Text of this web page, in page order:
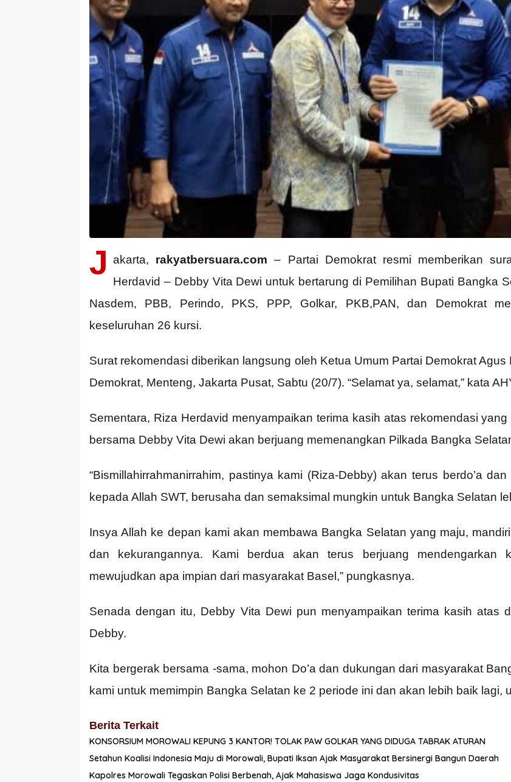
J akarta, rakyatbersuara.com – Partai Demokrat resmi memberikan
Herdavid – Debby Vita Dewi untuk bertarung di Pemilihan Bupati Bangka
Nasdem, PBB, Perindo, PKS, PPP, Golkar, PKB,PAN, dan Demokrat
keseluruhan 26 kursi.
Surat rekomendasi diberikan langsung oleh Ketua Umum Partai Demokrat
Demokrat, Menteng, Jakarta Pusat, Sabtu (20/7). “Selamat ya, selamat,” kata
Sementara, Riza Herdavid menyampaikan terima kasih atas rekomendasi
bersama Debby Vita Dewi akan berjuang memenangkan Pilkada Bangka
“Bismillahirrahmanirrahim, pastinya kami (Riza-Debby) akan terus berdo’a
kepada Allah SWT, berusaha dan semaksimal mungkin untuk Bangka Selatan
Insya Allah ke depan kami akan membawa Bangka Selatan yang maju,
dan kekurangannya. Kami berdua akan terus berjuang mendengarkan
mewujudkan apa impian dari masyarakat Basel,” pungkasnya.
Senada dengan itu, Debby Vita Dewi pun menyampaikan terima kasih atas
Debby.
Kita bergerak bersama -sama, mohon Do’a dan dukungan dari masyarakat
kami untuk memimpin Bangka Selatan ke 2 periode ini dan akan lebih baik lagi,
Berita Terkait
KONSORSIUM MOROWALI KEPUNG 3 KANTOR! TOLAK PAW GOLKAR YANG DIDUGA TABRAK ATURAN
Setahun Koalisi Indonesia Maju di Morowali, Bupati Iksan Ajak Masyarakat Bersinergi Bangun Daerah
Kapolres Morowali Tegaskan Polisi Berbenah, Ajak Mahasiswa Jaga Kondusivitas